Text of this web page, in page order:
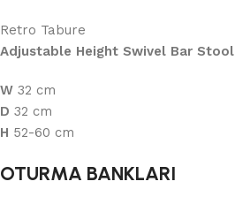
Retro Tabure
Adjustable Height Swivel Bar Stool
W 32 cm
D 32 cm
H 52-60 cm
OTURMA BANKLARI